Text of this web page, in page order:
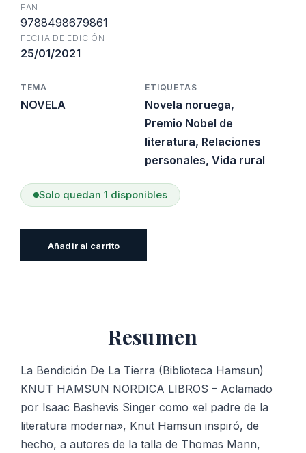
$28.600.
EAN
9788498679861
FECHA DE EDICIÓN
25/01/2021
TEMA
NOVELA
ETIQUETAS
Novela noruega,
Premio Nobel de
literatura, Relaciones
personales,Vida rural
Solo quedan 1 disponibles
cantidad
Añadir al carrito
Resumen
La Bendición De La Tierra (Biblioteca Hamsun)
KNUT HAMSUN NORDICA LIBROS – Aclamado
por Isaac Bashevis Singer como «el padre de la
literatura moderna», Knut Hamsun inspiró, de
hecho, a autores de la talla de Thomas Mann,